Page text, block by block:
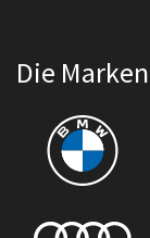
Die